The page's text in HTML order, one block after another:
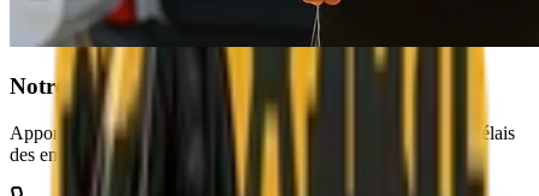
Notre Mission
Apporter une solution de coursier concrète aux impératifs de délais
des entreprises parisiennes.